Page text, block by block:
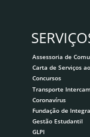
Assessoria de
Carta de Serviços
Concursos
Transporte
Coronavírus
Fundação de
Gestão Estudantil
GLPI